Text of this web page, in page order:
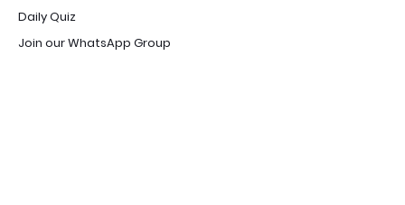
Daily Quiz
Join our WhatsApp Group